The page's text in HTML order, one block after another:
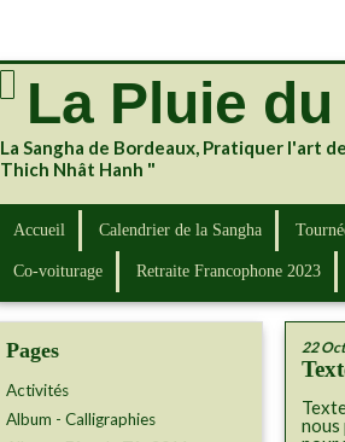
La Pluie
La Sangha de Bordeaux, Pratiquer l'art
Thich Nhât Hanh "
Accueil Calendrier de la Sangha
Co-voiturage Retraite Francophone 2023
Pages
Activités
Album - Calligraphies
22
nous